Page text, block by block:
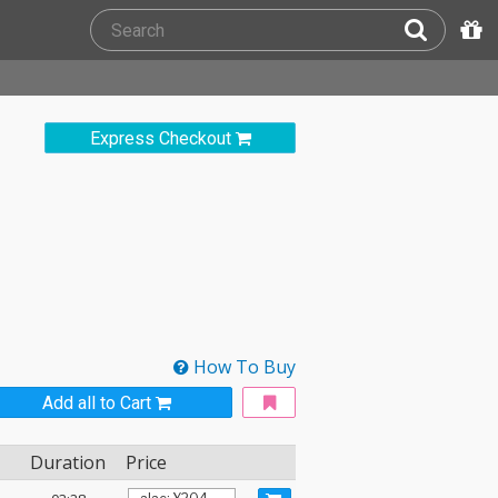
Express Checkout
How To Buy
Add all to Cart
Duration Price